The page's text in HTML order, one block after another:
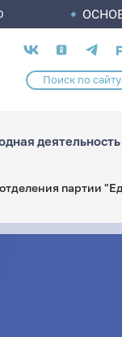
Социальные
сети
деятельность
партии